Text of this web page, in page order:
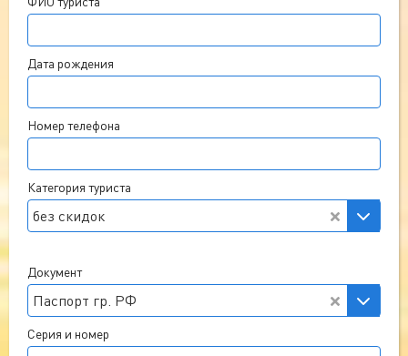
Дата рождения
Номер телефона
Категория туриста
без скидок
Документ
Паспорт гр. РФ
Серия и номер